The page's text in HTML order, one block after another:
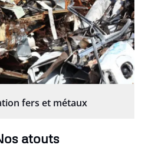
fers et métaux
atouts